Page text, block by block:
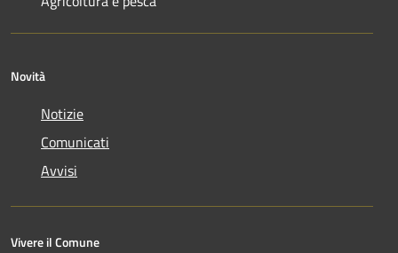
Novità
Notizie
Comunicati
Avvisi
Vivere il Comune